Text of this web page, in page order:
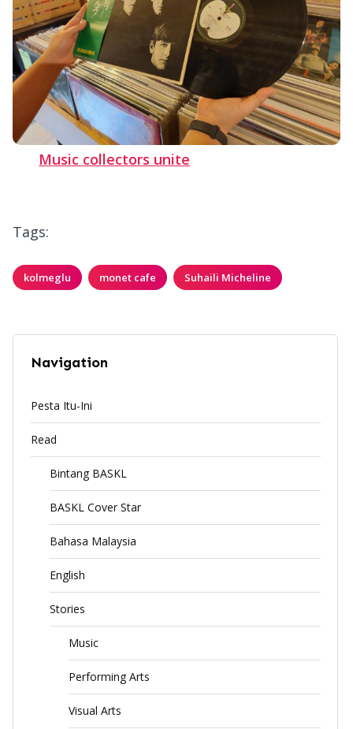
Music collectors unite
Tags:
kolmeglu monet cafe Suhaili Micheline
Navigation
Pesta Itu-Ini
Read
Bintang BASKL
BASKL Cover Star
Bahasa Malaysia
English
Stories
Music
Performing Arts
Visual Arts